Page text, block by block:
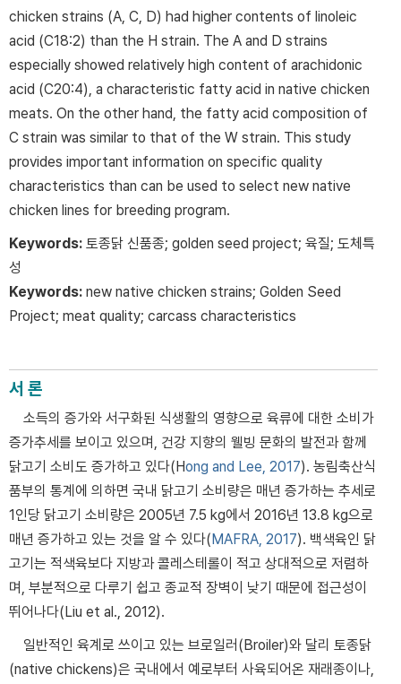
chicken strains (A, C, D) had higher contents of linoleic
acid (C18:2) than the H strain. The A and D strains
especially showed relatively high content of arachidonic
acid (C20:4), a characteristic fatty acid in native chicken
meats. On the other hand, the fatty acid composition of
C strain was similar to that of the W strain. This study
provides important information on specific quality
characteristics than can be used to select new native
chicken lines for breeding program.
Keywords: 토종닭 신품종; golden seed project; 육질; 도체특
성
Keywords: new native chicken strains; Golden Seed
Project; meat quality; carcass characteristics
서 론
소득의 증가와 서구화된 식생활의 영향으로 육류에 대한 소비가
증가추세를 보이고 있으며, 건강 지향의 웰빙 문화의 발전과 함께
닭고기 소비도 증가하고 있다(Hong and Lee, 2017). 농림축산식
품부의 통계에 의하면 국내 닭고기 소비량은 매년 증가하는 추세로
1인당 닭고기 소비량은 2005년 7.5 kg에서 2016년 13.8 kg으로
매년 증가하고 있는 것을 알 수 있다(MAFRA, 2017). 백색육인 닭
고기는 적색육보다 지방과 콜레스테롤이 적고 상대적으로 저렴하
며, 부분적으로 다루기 쉽고 종교적 장벽이 낮기 때문에 접근성이
뛰어나다(Liu et al., 2012).
일반적인 육계로 쓰이고 있는 브로일러(Broiler)와 달리 토종닭
(native chickens)은 국내에서 예로부터 사육되어온 재래종이나,